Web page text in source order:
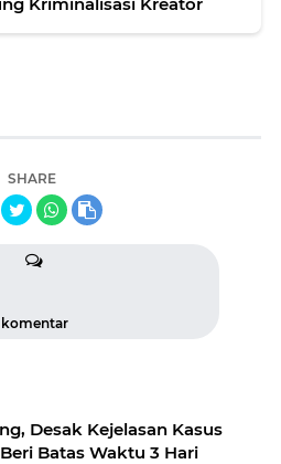
SHARE
komentar
Desak Kejelasan Kasus
Batas Waktu 3 Hari